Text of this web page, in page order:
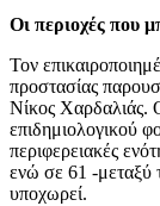
Οι περιοχές που
Τον
προστασίας
Νίκος Χαρδαλιάς.
επιδημιολογικού
περιφερειακές
ενώ σε 61 -μεταξύ
υποχωρεί.